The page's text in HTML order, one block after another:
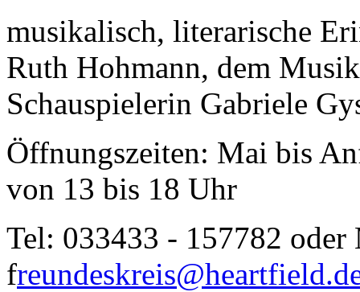
musikalisch, literarische
Ruth Hohmann, dem
Schauspielerin Gabriele
Öffnungszeiten: Mai bis
von 13 bis 18 Uhr
Tel: 033433 - 157782
f